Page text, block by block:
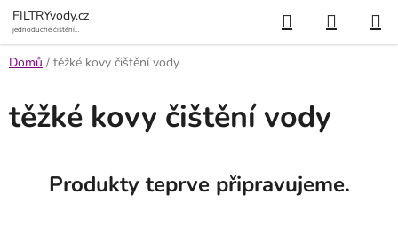
Přejít
na
obsah
FILTRYvody.cz
jednoduché čištění
Hledat
KOŠÍK
Domů / těžké kovy čištění vody
těžké kovy čištění vody
Produkty teprve připravujeme.